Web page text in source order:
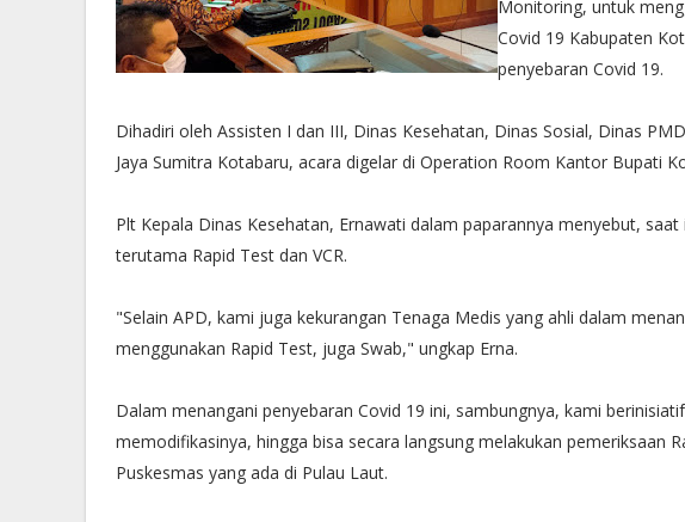
Monitoring, untuk
Covid 19 Kabupaten
penyebaran Covid 19.
Dihadiri oleh Assisten I dan III, Dinas Kesehatan, Dinas Sosial, Dinas
Jaya Sumitra Kotabaru, acara digelar di Operation Room Kantor Bupati
Plt Kepala Dinas Kesehatan, Ernawati dalam paparannya menyebut,
terutama Rapid Test dan VCR.
"Selain APD, kami juga kekurangan Tenaga Medis yang ahli dalam
menggunakan Rapid Test, juga Swab," ungkap Erna.
Dalam menangani penyebaran Covid 19 ini, sambungnya, kami
memodifikasinya, hingga bisa secara langsung melakukan pemeriksaan
Puskesmas yang ada di Pulau Laut.